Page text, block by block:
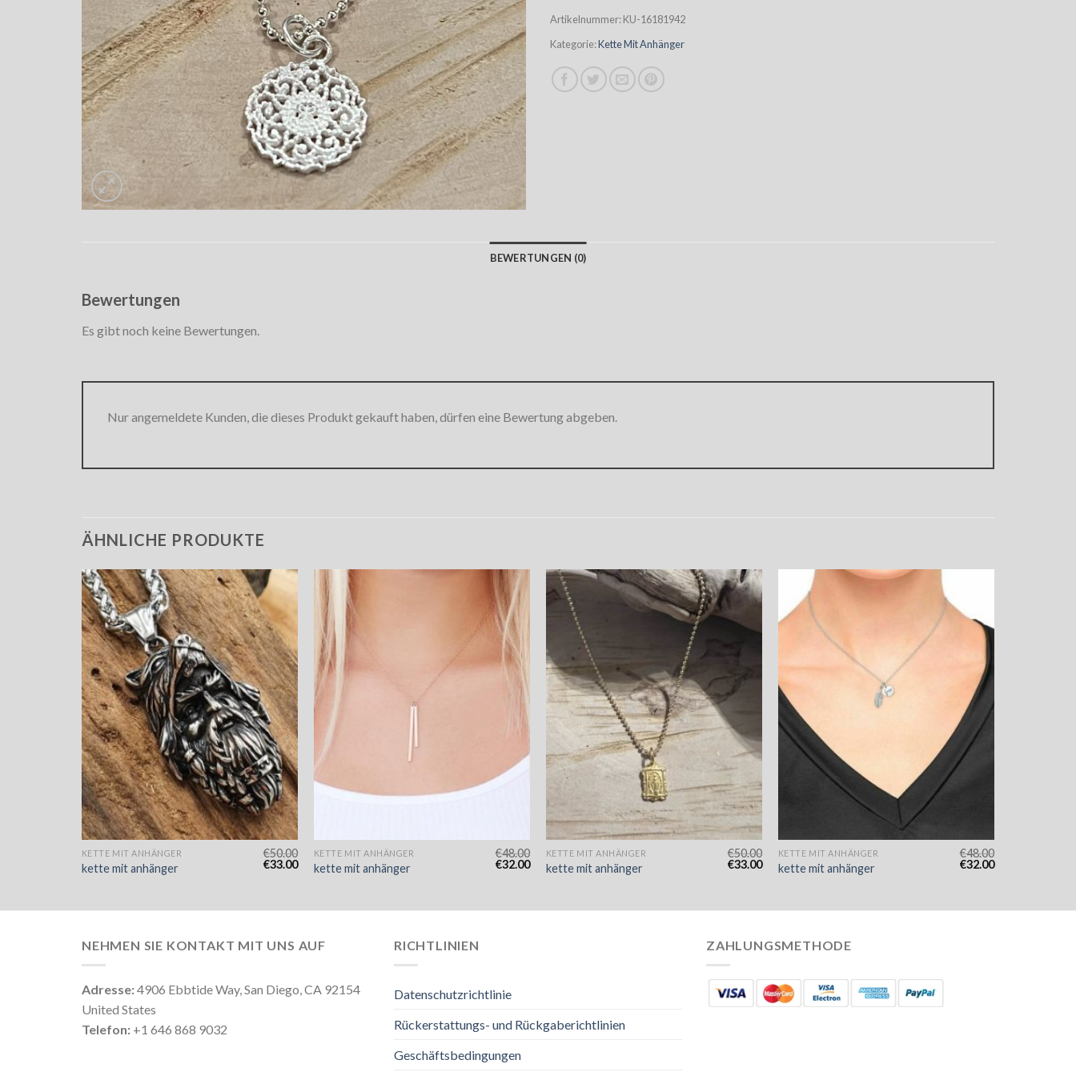
Artikelnummer:KU-16181942
Kategorie:Kette Mit Anhänger
BEWERTUNGEN (0)
Bewertungen
Es gibt noch keine Bewertungen.
Nur angemeldete Kunden, die dieses Produkt gekauft haben, dürfen eine Bewertung abgeben.
ÄHNLICHE PRODUKTE
KETTE MIT ANHÄNGER
kette mit anhänger
€50.00
€33.00
KETTE MIT ANHÄNGER
kette mit anhänger
€48.00
€32.00
KETTE MIT ANHÄNGER
kette mit anhänger
€50.00
€33.00
KETTE MIT ANHÄNGER
kette mit anhänger
€48.00
€32.00
NEHMEN SIE KONTAKT MIT UNS AUF
Adresse:4906 Ebbtide Way, San Diego, CA 92154
United States
Telefon: +1 646 868 9032
RICHTLINIEN
Datenschutzrichtlinie
Rückerstattungs- und Rückgaberichtlinien
Geschäftsbedingungen
ZAHLUNGSMETHODE